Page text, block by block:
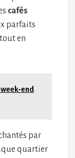
cafés
parfaits
en
end
par
quartier